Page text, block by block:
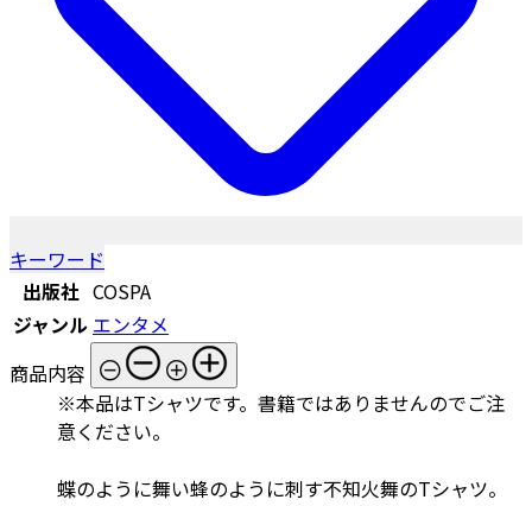
キーワード
出版社 COSPA
ジャンル エンタメ
商品内容
※本品はTシャツです。書籍ではありませんのでご注
意ください。
蝶のように舞い蜂のように刺す不知火舞のTシャツ。